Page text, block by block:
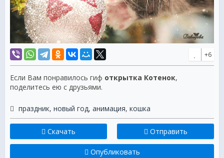
+6
Если Вам понравилось гиф открытка Котенок,
поделитесь ею с друзьями.
праздник, новый год, анимация, кошка
Скачать Отправить
Опубликовать